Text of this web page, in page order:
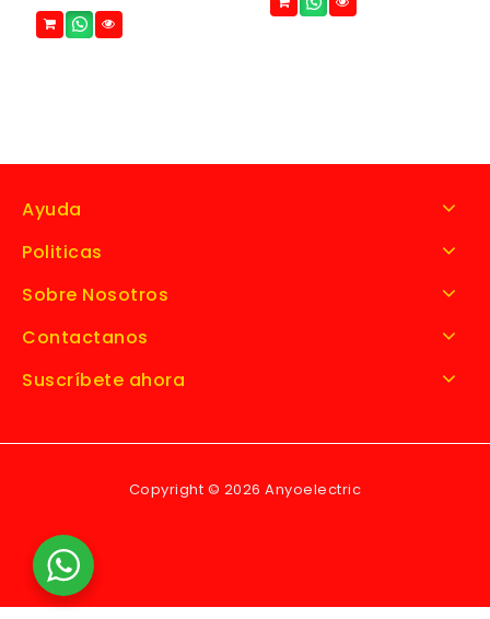
Ayuda
Politicas
Sobre Nosotros
Contactanos
Suscríbete ahora
Copyright © 2026 Anyoelectric